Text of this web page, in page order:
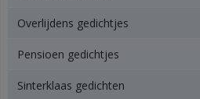
Overlijdens gedichtjes
Pensioen gedichtjes
Sinterklaas gedichten